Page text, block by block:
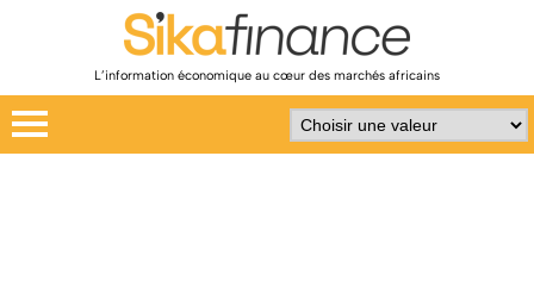
L’information économique au cœur des marchés africains